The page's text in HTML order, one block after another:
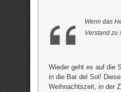
Wenn das
Verstand zu
Wieder geht es auf die
in die Bar del Sol!
Weihnachtszeit, in der